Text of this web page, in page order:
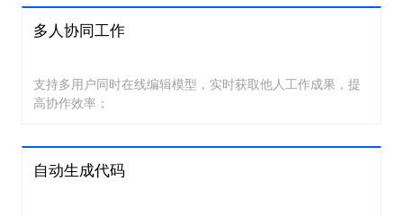
多人协同工作
支持多用户同时在线编辑模型，实时获取他人工作成果，提
高协作效率；
自动生成代码